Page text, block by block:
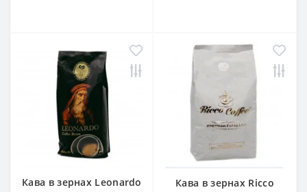
Кава в зернах Leonardo
Кава в зернах Ricco